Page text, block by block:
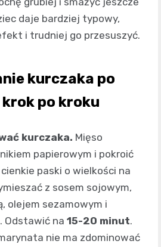
daje bardziej typowy,
i trudniej go przesuszyć.
kurczaka po
po kroku
kurczaka. Mięso
papierowym i pokroić
paski o wielkości na
z sosem sojowym,
olejem sezamowym i
Odstawić na 15-20 minut.
nie ma zdominować